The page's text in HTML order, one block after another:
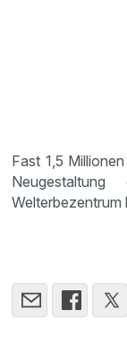
Fast 1,5
Welterbezentrum